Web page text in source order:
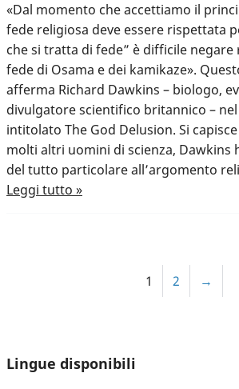
«Dal momento che accettiamo il
fede religiosa deve essere rispettata
che si tratta di fede” è difficile negare
fede di Osama e dei kamikaze».
afferma Richard Dawkins – biologo,
divulgatore scientifico britannico –
intitolato The God Delusion. Si
molti altri uomini di scienza, Dawkins
del tutto particolare all’argomento
Leggi tutto »
1 2 →
Lingue disponibili